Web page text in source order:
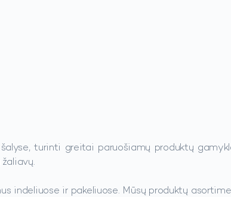
turinti greitai paruošiamų produktų
indeliuose ir pakeliuose. Mūsų produktų